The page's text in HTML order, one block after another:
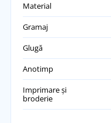
Material
Gramaj
Glugă
Anotimp
Imprimare și
broderie